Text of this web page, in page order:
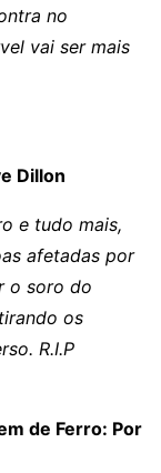
no
vai ser mais
Dillon
e tudo mais,
afetadas por
o soro do
os
R.I.P
de Ferro: Por